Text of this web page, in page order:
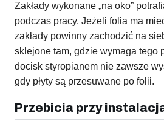
Zakłady wykonane „na oko”
podczas pracy. Jeżeli folia ma
zakłady powinny zachodzić na
sklejone tam, gdzie wymaga tego
docisk styropianem nie zawsze
gdy płyty są przesuwane po folii.
Przebicia przy